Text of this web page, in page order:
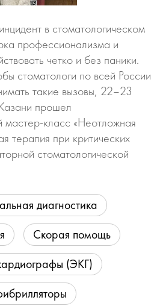
в стоматологическом
профессионализма и
четко и без паники.
стоматологи по всей России
такие вызовы, 22–23
прошел
мастер-класс «Неотложная
терапия при критических
стоматологической
диагностика
Скорая помощь
(ЭКГ)